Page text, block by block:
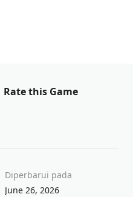
Rate this Game
Diperbarui pada
June 26, 2026